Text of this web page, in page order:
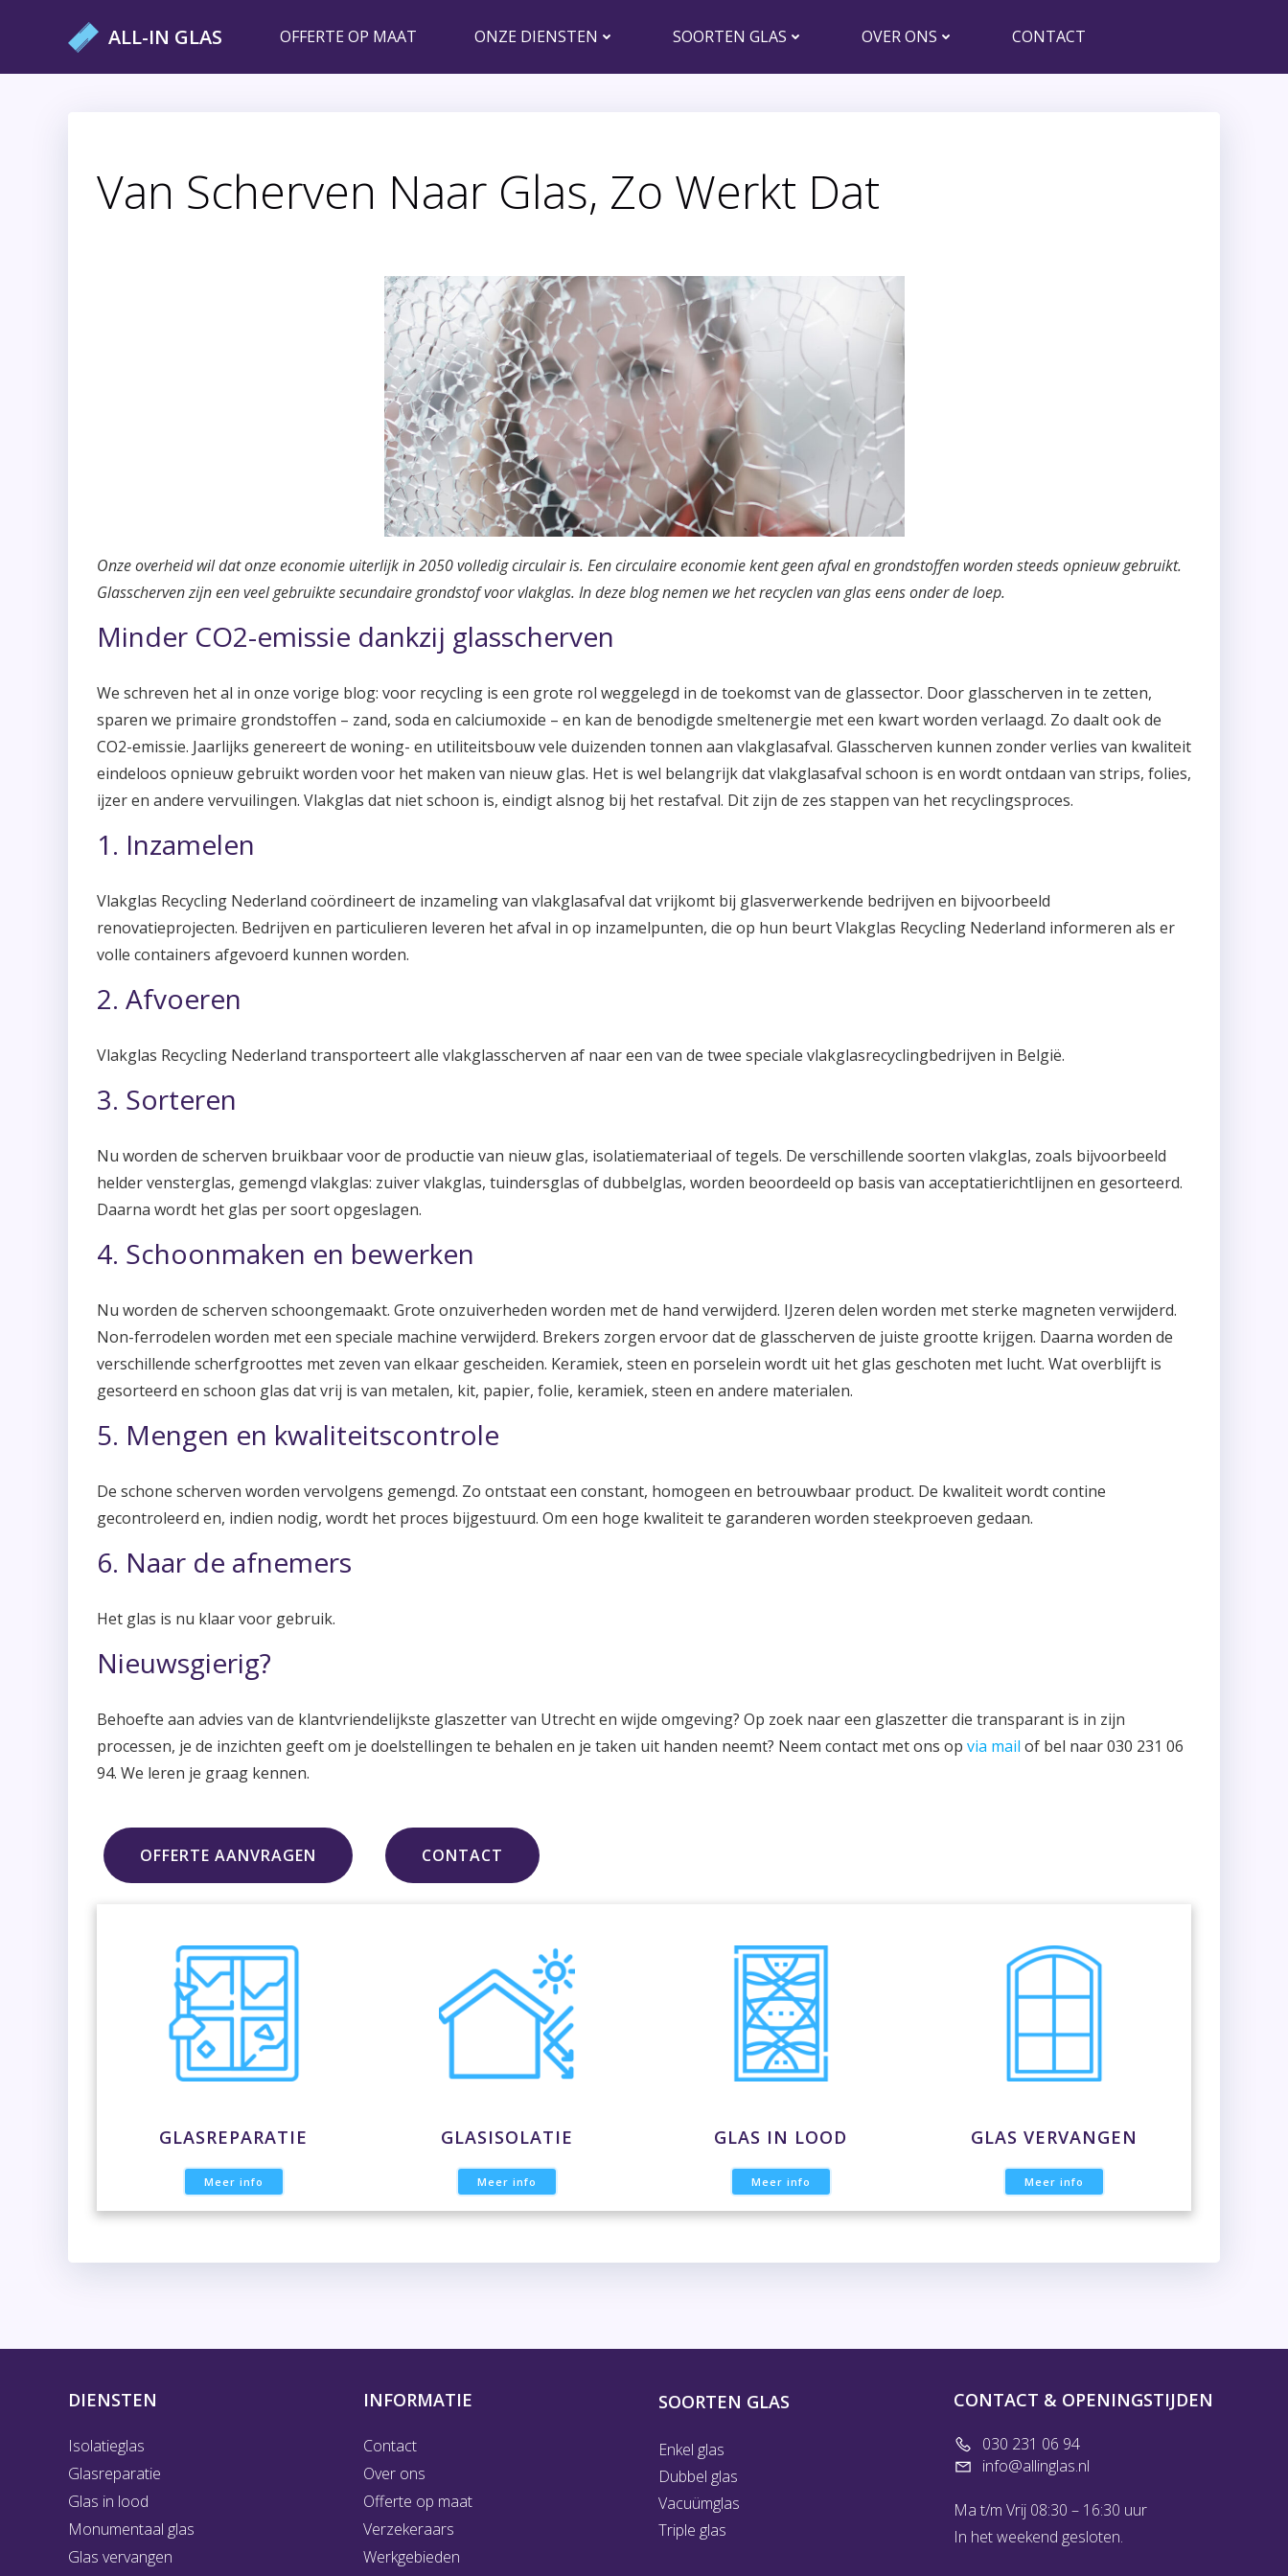
ALL-IN GLAS OFFERTE OP MAAT ONZE DIENSTEN SOORTEN GLAS OVER ONS CONTACT
Van Scherven Naar Glas, Zo Werkt Dat
Onze overheid wil dat onze economie uiterlijk in 2050 volledig circulair is. Een circulaire economie kent geen afval en grondstoffen worden steeds opnieuw gebruikt.
Glasscherven zijn een veel gebruikte secundaire grondstof voor vlakglas. In deze blog nemen we het recyclen van glas eens onder de loep.
Minder CO2-emissie dankzij glasscherven
We schreven het al in onze vorige blog: voor recycling is een grote rol weggelegd in de toekomst van de glassector. Door glasscherven in te zetten,
sparen we primaire grondstoffen – zand, soda en calciumoxide – en kan de benodigde smeltenergie met een kwart worden verlaagd. Zo daalt ook de
CO2-emissie. Jaarlijks genereert de woning- en utiliteitsbouw vele duizenden tonnen aan vlakglasafval. Glasscherven kunnen zonder verlies van kwaliteit
eindeloos opnieuw gebruikt worden voor het maken van nieuw glas. Het is wel belangrijk dat vlakglasafval schoon is en wordt ontdaan van strips, folies,
ijzer en andere vervuilingen. Vlakglas dat niet schoon is, eindigt alsnog bij het restafval. Dit zijn de zes stappen van het recyclingsproces.
1. Inzamelen
Vlakglas Recycling Nederland coördineert de inzameling van vlakglasafval dat vrijkomt bij glasverwerkende bedrijven en bijvoorbeeld
renovatieprojecten. Bedrijven en particulieren leveren het afval in op inzamelpunten, die op hun beurt Vlakglas Recycling Nederland informeren als er
volle containers afgevoerd kunnen worden.
2. Afvoeren
Vlakglas Recycling Nederland transporteert alle vlakglasscherven af naar een van de twee speciale vlakglasrecyclingbedrijven in België.
3. Sorteren
Nu worden de scherven bruikbaar voor de productie van nieuw glas, isolatiemateriaal of tegels. De verschillende soorten vlakglas, zoals bijvoorbeeld
helder vensterglas, gemengd vlakglas: zuiver vlakglas, tuindersglas of dubbelglas, worden beoordeeld op basis van acceptatierichtlijnen en gesorteerd.
Daarna wordt het glas per soort opgeslagen.
4. Schoonmaken en bewerken
Nu worden de scherven schoongemaakt. Grote onzuiverheden worden met de hand verwijderd. IJzeren delen worden met sterke magneten verwijderd.
Non-ferrodelen worden met een speciale machine verwijderd. Brekers zorgen ervoor dat de glasscherven de juiste grootte krijgen. Daarna worden de
verschillende scherfgroottes met zeven van elkaar gescheiden. Keramiek, steen en porselein wordt uit het glas geschoten met lucht. Wat overblijft is
gesorteerd en schoon glas dat vrij is van metalen, kit, papier, folie, keramiek, steen en andere materialen.
5. Mengen en kwaliteitscontrole
De schone scherven worden vervolgens gemengd. Zo ontstaat een constant, homogeen en betrouwbaar product. De kwaliteit wordt contine
gecontroleerd en, indien nodig, wordt het proces bijgestuurd. Om een hoge kwaliteit te garanderen worden steekproeven gedaan.
6. Naar de afnemers
Het glas is nu klaar voor gebruik.
Nieuwsgierig?
Behoefte aan advies van de klantvriendelijkste glaszetter van Utrecht en wijde omgeving? Op zoek naar een glaszetter die transparant is in zijn
processen, je de inzichten geeft om je doelstellingen te behalen en je taken uit handen neemt? Neem contact met ons op via mail of bel naar 030 231 06
94. We leren je graag kennen.
OFFERTE AANVRAGEN CONTACT
GLASREPARATIE
Meer info
GLASISOLATIE
Meer info
GLAS IN LOOD
Meer info
GLAS VERVANGEN
Meer info
DIENSTEN
Isolatieglas
Glasreparatie
Glas in lood
Monumentaal glas
Glas vervangen
INFORMATIE
Contact
Over ons
Offerte op maat
Verzekeraars
Werkgebieden
SOORTEN GLAS
Enkel glas
Dubbel glas
Vacuümglas
Triple glas
CONTACT & OPENINGSTIJDEN
030 231 06 94
info@allinglas.nl
Ma t/m Vrij 08:30 – 16:30 uur
In het weekend gesloten.